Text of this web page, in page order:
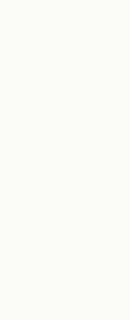
Choisissez,
vélo avec
Qui
L'association
guide officiel